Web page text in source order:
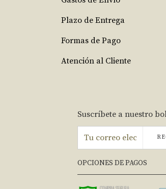
Plazo de Entrega
Formas de Pago
Atención al Cliente
Suscríbete a nuestro
OPCIONES DE PAGOS